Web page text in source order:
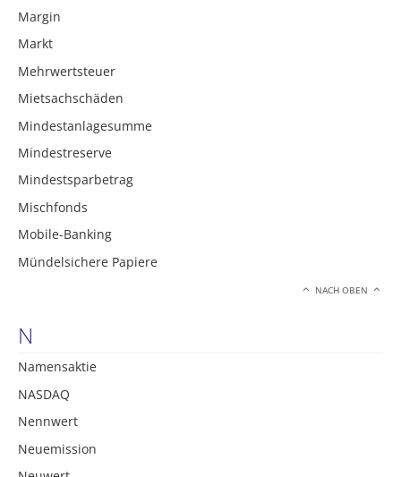
Margin
Markt
Mehrwertsteuer
Mietsachschäden
Mindestanlagesumme
Mindestreserve
Mindestsparbetrag
Mischfonds
Mobile-Banking
Mündelsichere Papiere
NACH OBEN
N
Namensaktie
NASDAQ
Nennwert
Neuemission